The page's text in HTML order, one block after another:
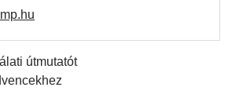
útmutatót